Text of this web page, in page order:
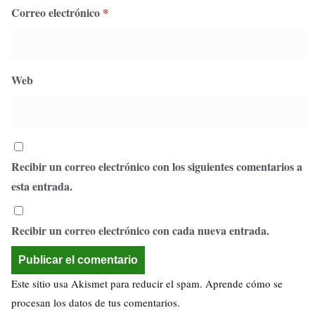
Correo electrónico *
Web
Recibir un correo electrónico con los siguientes comentarios a
esta entrada.
Recibir un correo electrónico con cada nueva entrada.
Este sitio usa Akismet para reducir el spam. Aprende cómo se
procesan los datos de tus comentarios.